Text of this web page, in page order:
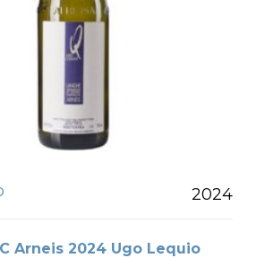
2024
Arneis 2024 Ugo Lequio